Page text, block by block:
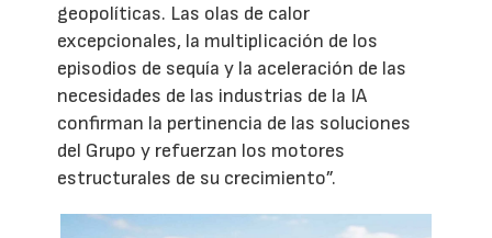
geopolíticas. Las olas de calor
excepcionales, la multiplicación de los
episodios de sequía y la aceleración de las
necesidades de las industrias de la IA
confirman la pertinencia de las soluciones
del Grupo y refuerzan los motores
estructurales de su crecimiento”.